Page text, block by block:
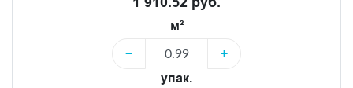
м²
−
+
упак.